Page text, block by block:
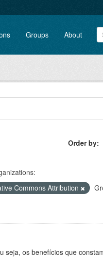
Groups About
Order by
Commons Attribution
seja, os benefícios que